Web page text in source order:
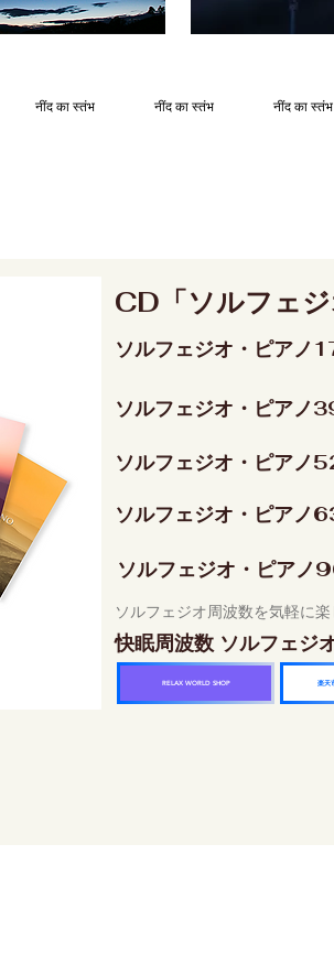
नींद का स्तंभ नींद का स्तंभ नींद का स्तंभ
CD「ソルフェ
ソルフェジオ・ピアノ
ソルフェジオ・ピアノ
ソルフェジオ・ピアノ
ソルフェジオ・ピアノ
ソルフェジオ・ピア
ソルフェジオ周波数を気軽に
快眠周波数 ソルフェジ
RELAX WORLD SHOP 楽天